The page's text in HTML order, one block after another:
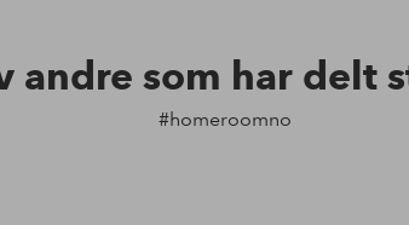
andre som har delt
#homeroomno